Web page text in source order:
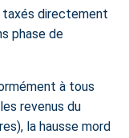
directement
phase de
à tous
revenus du
la hausse mord